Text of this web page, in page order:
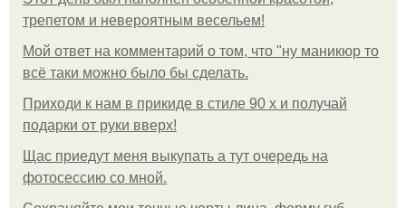
трепетом и невероятным весельем!
Мой ответ на комментарий о том, что "ну маникюр то
всё таки можно было бы сделать.
Приходи к нам в прикиде в стиле 90 х и получай
подарки от руки вверх!
Щас приедут меня выкупать а тут очередь на
фотосессию со мной.